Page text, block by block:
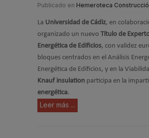
Publicado en Hemeroteca
La Universidad de Cádiz, en
organizado un nuevo Título de
Energética de Edificios, con validez
bloques centrados en el Análisis
Energética de Edificios, y en la
Knauf insulation participa en la
energética.
Leer más ...